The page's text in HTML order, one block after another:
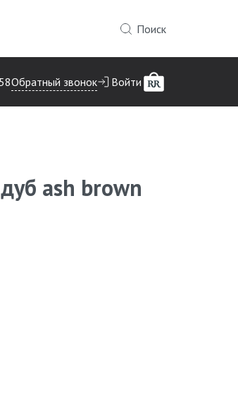
Поиск
Обратный звонок Войти
ash brown